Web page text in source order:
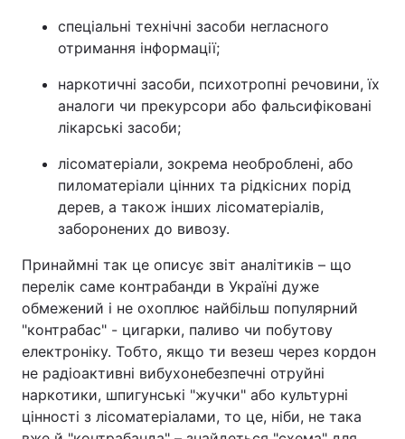
спеціальні технічні засоби негласного
отримання інформації;
наркотичні засоби, психотропні речовини, їх
аналоги чи прекурсори або фальсифіковані
лікарські засоби;
лісоматеріали, зокрема необроблені, або
пиломатеріали цінних та рідкісних порід
дерев, а також інших лісоматеріалів,
заборонених до вивозу.
Принаймні так це описує звіт аналітиків – що
перелік саме контрабанди в Україні дуже
обмежений і не охоплює найбільш популярний
"контрабас" - цигарки, паливо чи побутову
електроніку. Тобто, якщо ти везеш через кордон
не радіоактивні вибухонебезпечні отруйні
наркотики, шпигунські "жучки" або культурні
цінності з лісоматеріалами, то це, ніби, не така